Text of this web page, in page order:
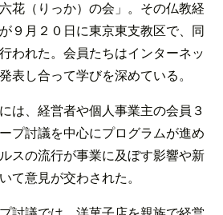
花（りっか）の会」。その仏教経
９月２０日に東京東支教区で、同
われた。会員たちはインターネッ
表し合って学びを深めている。
は、経営者や個人事業主の会員３
プ討議を中心にプログラムが進め
スの流行が事業に及ぼす影響や新
て意見が交わされた。